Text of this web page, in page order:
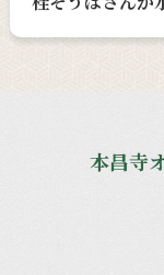
本昌寺